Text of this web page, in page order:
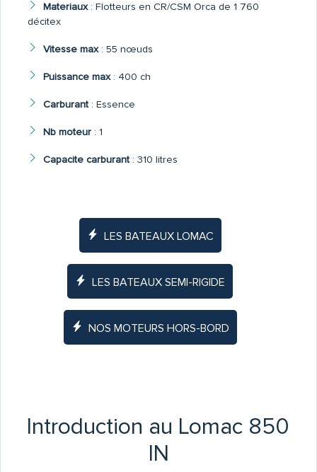
Materiaux: Flotteurs en CR/CSM Orca de 1 760
décitex
Vitesse max: 55 nœuds
Puissance max: 400 ch
Carburant: Essence
Nb moteur: 1
Capacite carburant: 310 litres
LES BATEAUX LOMAC
LES BATEAUX SEMI-RIGIDE
NOS MOTEURS HORS-BORD
Introduction au Lomac 850
IN